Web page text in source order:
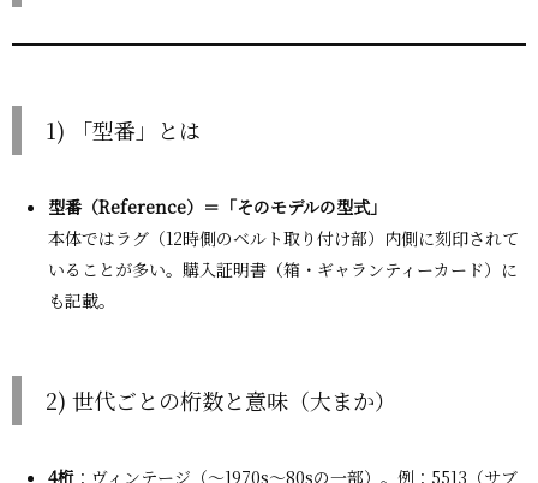
1) 「型番」とは
型番（Reference）＝「そのモデルの型式」
本体ではラグ（12時側のベルト取り付け部）内側に刻印されて
いることが多い。購入証明書（箱・ギャランティーカード）に
も記載。
2) 世代ごとの桁数と意味（大まか）
4桁 ：ヴィンテージ（〜1970s〜80sの一部）。例：5513（サブ